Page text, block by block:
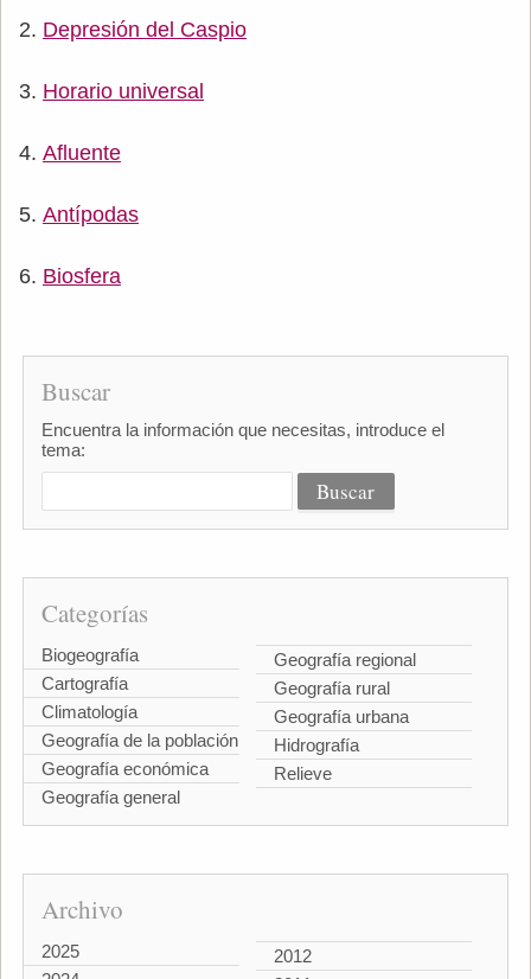
Depresión del Caspio
Horario universal
Afluente
Antípodas
Biosfera
Buscar
Encuentra la información que necesitas, introduce el
tema:
Categorías
Biogeografía
Cartografía
Climatología
Geografía de la población
Geografía económica
Geografía general
Geografía regional
Geografía rural
Geografía urbana
Hidrografía
Relieve
Archivo
2025
2012